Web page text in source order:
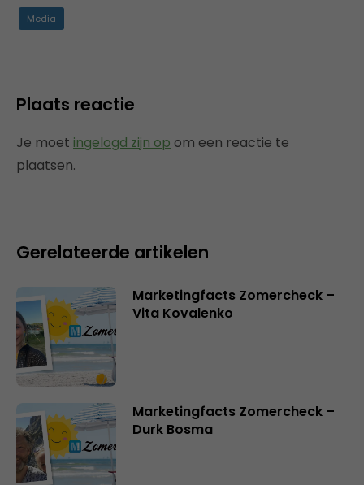
Media
Plaats reactie
Je moet ingelogd zijn op om een reactie te
plaatsen.
Gerelateerde artikelen
Marketingfacts Zomercheck –
Vita Kovalenko
Marketingfacts Zomercheck –
Durk Bosma